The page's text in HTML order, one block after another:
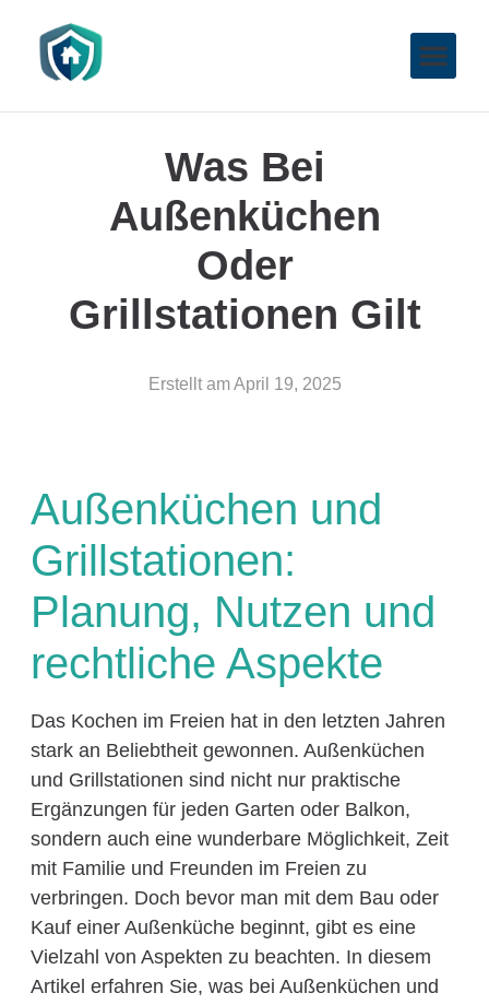
Was Bei
Außenküchen
Oder
Grillstationen Gilt
Erstellt am April 19, 2025
Außenküchen und
Grillstationen:
Planung, Nutzen und
rechtliche Aspekte
Das Kochen im Freien hat in den letzten Jahren
stark an Beliebtheit gewonnen. Außenküchen
und Grillstationen sind nicht nur praktische
Ergänzungen für jeden Garten oder Balkon,
sondern auch eine wunderbare Möglichkeit, Zeit
mit Familie und Freunden im Freien zu
verbringen. Doch bevor man mit dem Bau oder
Kauf einer Außenküche beginnt, gibt es eine
Vielzahl von Aspekten zu beachten. In diesem
Artikel erfahren Sie, was bei Außenküchen und